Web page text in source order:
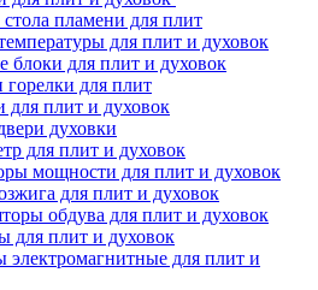
стола пламени для плит
для плит и духовок
блоки для плит и духовок
для плит
для плит и духовок
духовки
для плит и духовок
мощности для плит и духовок
для плит и духовок
обдува для плит и духовок
для плит и духовок
электромагнитные для плит и